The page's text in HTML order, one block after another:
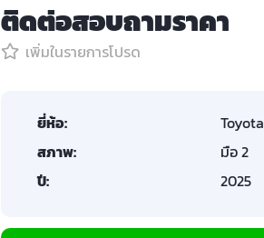
ติดต่อสอบถามราคา
เพิ่มในรายการโปรด
ยี่ห้อ:
Toyota
สภาพ:
มือ 2
ปี:
2025